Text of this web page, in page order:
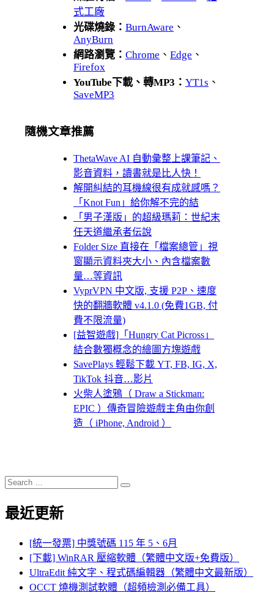
式工廠
光碟燒錄： BurnAware 、
AnyBurn
網路瀏覽： Chrome 、 Edge 、
Firefox
YouTube下載、轉MP3： YT1s 、
SaveMP3
隨機文章推薦
ThetaWave AI 自動彙整上課筆記、
影音資料，讀書就是比人快！
解開糾結的耳機線很有成就感嗎？
「Knot Fun」給你解不完的結
「男子漢版」的超級瑪莉：世紀末
任天道繼承者伝說
Folder Size 直接在「檔案總管」視
窗顯示資料夾大小、內含檔案數
量…等資訊
VyprVPN 中文版, 支援 P2P、速度
快的翻牆軟體 v4.1.0 (免費1GB, 付
費不限流量)
[益智遊戲]「Hungry Cat Picross」
結合數獨概念的繪圖方塊遊戲
SavePlays 輕鬆下載 YT, FB, IG, X,
TikTok 抖音…影片
火柴人塗鴉（ Draw a Stickman:
EPIC ）傳奇冒險遊戲主角由你創
造（ iPhone, Android ）
Search
for:
Search
最近更新
[統一發票] 中獎號碼 115 年 5、6月
[下載] WinRAR 壓縮軟體（繁體中文版+免費版）
UltraEdit 純文字、程式碼編輯器（繁體中文最新版）
OCCT 燒機測試軟體（超頻檢測必備工具）